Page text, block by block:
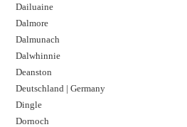
Dailuaine
Dalmore​
Dalmunach
Dalwhinnie
Deanston
Deutschland | Germany
Dingle
Dornoch